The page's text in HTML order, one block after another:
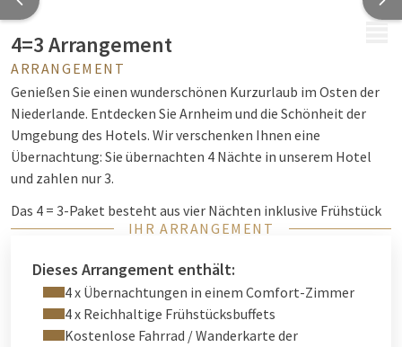
4=3 Arrangement
ARRANGEMENT
Genießen Sie einen wunderschönen Kurzurlaub im Osten der
Niederlande. Entdecken Sie Arnheim und die Schönheit der
Umgebung des Hotels. Wir verschenken Ihnen eine
Übernachtung: Sie übernachten 4 Nächte in unserem Hotel
und zahlen nur 3.
Das 4 = 3-Paket besteht aus vier Nächten inklusive Frühstück
für 2 Personen. Die kostenlose Nutzung der Fitness, das
ebenfalls im Paket enthalten.
IHR ARRANGEMENT
Dieses Arrangement enthält:
4 x Übernachtungen in einem Comfort-Zimmer
4 x Reichhaltige Frühstücksbuffets
Kostenlose Fahrrad / Wanderkarte der